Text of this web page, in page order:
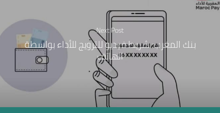
Next Post
بنك المغرب: شريط فيديو للترويج للأداء بواسطة
الهاتف